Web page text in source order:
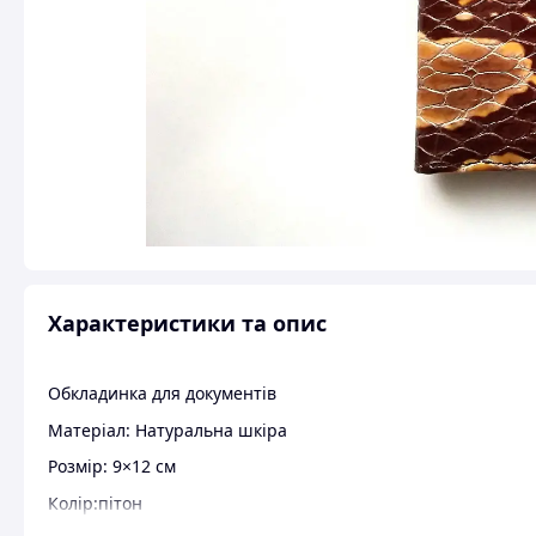
Характеристики та опис
Обкладинка для документів
Матеріал: Натуральна шкіра
Розмір: 9×12 см
Колір:пітон